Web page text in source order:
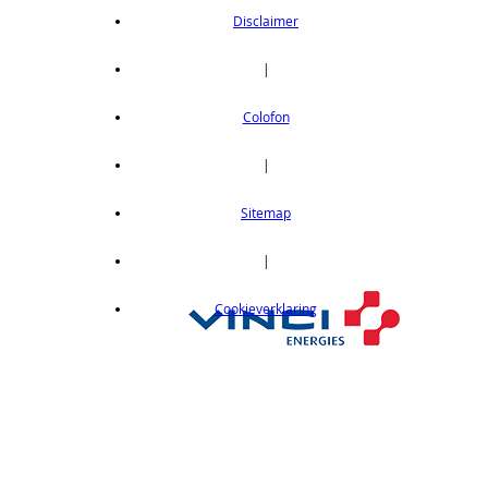
Disclaimer
|
Colofon
|
Sitemap
|
Cookieverklaring